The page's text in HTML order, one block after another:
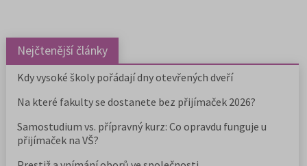
Nejčtenější články
Kdy vysoké školy pořádají dny otevřených dveří
Na které fakulty se dostanete bez přijímaček 2026?
Samostudium vs. přípravný kurz: Co opravdu funguje u
přijímaček na VŠ?